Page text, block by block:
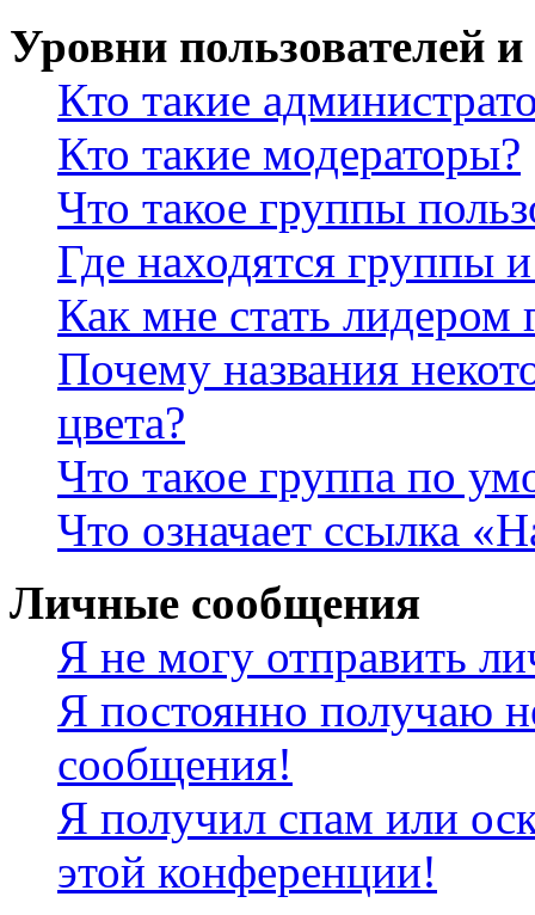
Уровни пользователей
Кто такие
Кто такие модераторы?
Что такое группы
Где находятся группы
Как мне стать лидером
Почему названия
цвета?
Что такое группа по
Что означает ссылка
Личные сообщения
Я не могу отправить
Я постоянно получаю
сообщения!
Я получил спам или
этой конференции!